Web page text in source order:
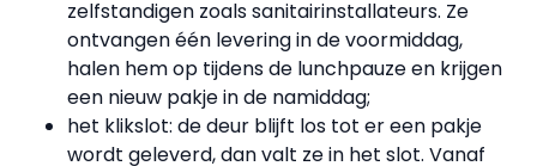
zelfstandigen zoals sanitairinstallateurs. Ze
ontvangen één levering in de voormiddag,
halen hem op tijdens de lunchpauze en krijgen
een nieuw pakje in de namiddag;
het klikslot: de deur blijft los tot er een pakje
wordt geleverd, dan valt ze in het slot. Vanaf